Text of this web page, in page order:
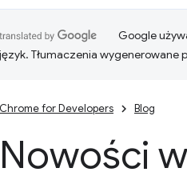
Google
język. Tłumaczenia wygenerowane
Chrome for Developers Blog
Nowości